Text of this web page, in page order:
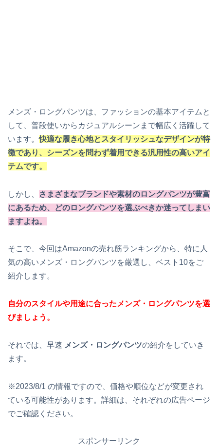
メンズ・ロングパンツは、ファッションの基本アイテムと
して、普段使いからカジュアルシーンまで幅広く活躍して
います。快適な履き心地とスタイリッシュなデザインが特
徴であり、シーズンを問わず着用できる汎用性の高いアイ
テムです。
しかし、
さまざまなブランドや素材のロングパンツが豊富
にあるため、どのロングパンツを選ぶべきか迷ってしまい
ますよね。
そこで、今回はAmazonの売れ筋ランキングから、特に人
気の高いメンズ・ロングパンツを厳選し、ベスト10をご
紹介します。
自分のスタイルや用途に合ったメンズ・ロングパンツを選
びましょう。
それでは、早速 メンズ・ロングパンツの紹介をしていき
ます。
※2023/8/1 の情報ですので、価格や順位などが変更され
ている可能性があります。詳細は、 それぞれの広告ページ
でご確認ください。
スポンサーリンク